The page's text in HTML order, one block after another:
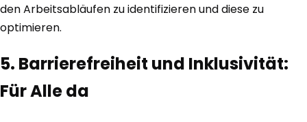
den Arbeitsabläufen zu identifizieren und diese zu
optimieren.
5. Barrierefreiheit und Inklusivität:
Für Alle da